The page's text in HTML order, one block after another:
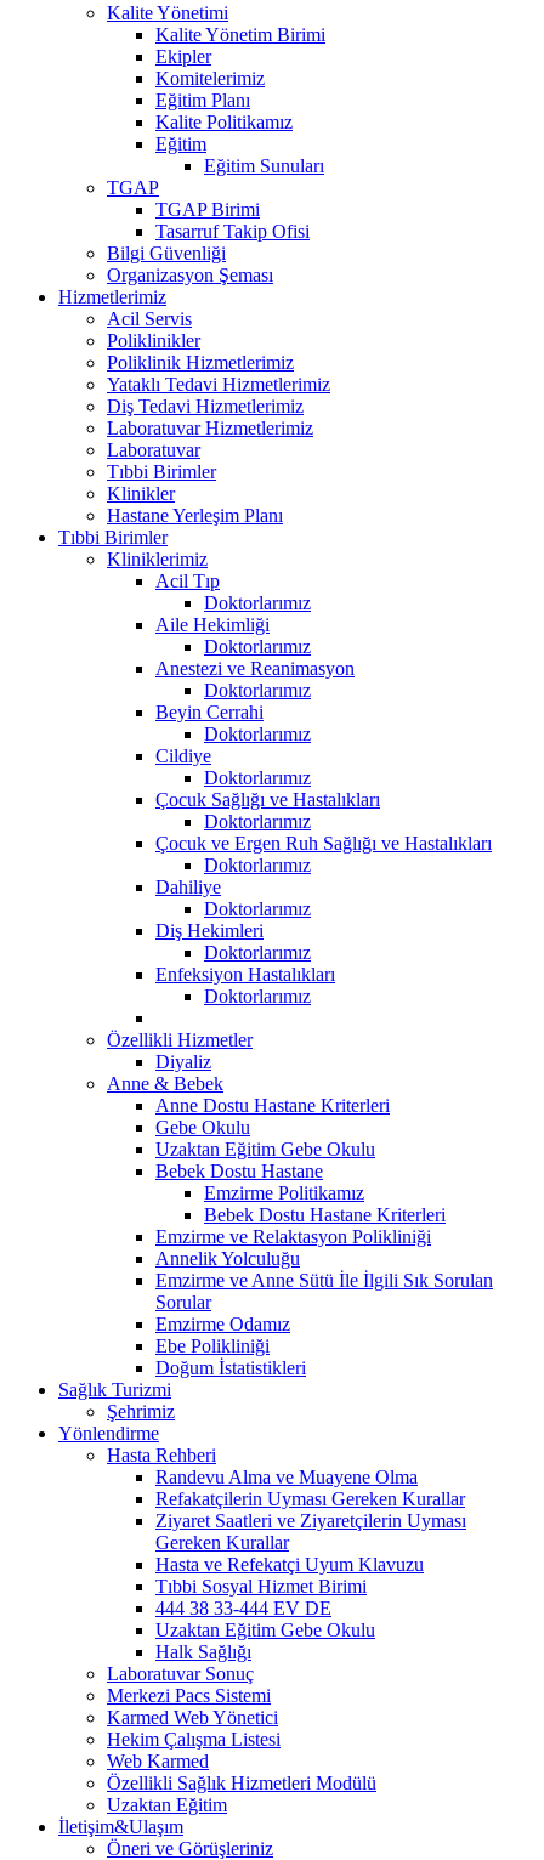
Kalite Yönetimi
Kalite Yönetim Birimi
Ekipler
Komitelerimiz
Eğitim Planı
Kalite Politikamız
Eğitim
Eğitim Sunuları
TGAP
TGAP Birimi
Tasarruf Takip Ofisi
Bilgi Güvenliği
Organizasyon Şeması
Hizmetlerimiz
Acil Servis
Poliklinikler
Poliklinik Hizmetlerimiz
Yataklı Tedavi Hizmetlerimiz
Diş Tedavi Hizmetlerimiz
Laboratuvar Hizmetlerimiz
Laboratuvar
Tıbbi Birimler
Klinikler
Hastane Yerleşim Planı
Tıbbi Birimler
Kliniklerimiz
Acil Tıp
Doktorlarımız
Aile Hekimliği
Doktorlarımız
Anestezi ve Reanimasyon
Doktorlarımız
Beyin Cerrahi
Doktorlarımız
Cildiye
Doktorlarımız
Çocuk Sağlığı ve Hastalıkları
Doktorlarımız
Çocuk ve Ergen Ruh Sağlığı ve Hastalıkları
Doktorlarımız
Dahiliye
Doktorlarımız
Diş Hekimleri
Doktorlarımız
Enfeksiyon Hastalıkları
Doktorlarımız
Özellikli Hizmetler
Diyaliz
Anne & Bebek
Anne Dostu Hastane Kriterleri
Gebe Okulu
Uzaktan Eğitim Gebe Okulu
Bebek Dostu Hastane
Emzirme Politikamız
Bebek Dostu Hastane Kriterleri
Emzirme ve Relaktasyon Polikliniği
Annelik Yolculuğu
Emzirme ve Anne Sütü İle İlgili Sık Sorulan
Sorular
Emzirme Odamız
Ebe Polikliniği
Doğum İstatistikleri
Sağlık Turizmi
Şehrimiz
Yönlendirme
Hasta Rehberi
Randevu Alma ve Muayene Olma
Refakatçilerin Uyması Gereken Kurallar
Ziyaret Saatleri ve Ziyaretçilerin Uyması
Gereken Kurallar
Hasta ve Refekatçi Uyum Klavuzu
Tıbbi Sosyal Hizmet Birimi
444 38 33-444 EV DE
Uzaktan Eğitim Gebe Okulu
Halk Sağlığı
Laboratuvar Sonuç
Merkezi Pacs Sistemi
Karmed Web Yönetici
Hekim Çalışma Listesi
Web Karmed
Özellikli Sağlık Hizmetleri Modülü
Uzaktan Eğitim
İletişim&Ulaşım
Öneri ve Görüşleriniz